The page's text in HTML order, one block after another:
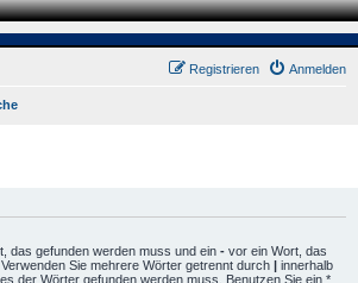
Anmelden
Registrieren
das gefunden werden muss und ein - vor ein Wort, das
Sie mehrere Wörter getrennt durch | innerhalb
der Wörter gefunden werden muss. Benutzen Sie ein *